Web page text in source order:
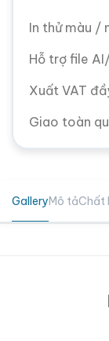
In thử màu /
Hỗ trợ file
Xuất VAT
Giao toàn
GalleryMô tảChất